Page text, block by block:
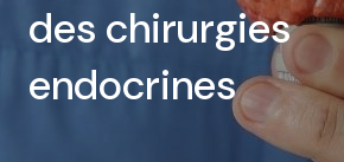
des chirurgies
endocrines